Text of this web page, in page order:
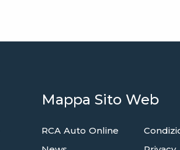
Mappa Sito Web
RCA Auto Online